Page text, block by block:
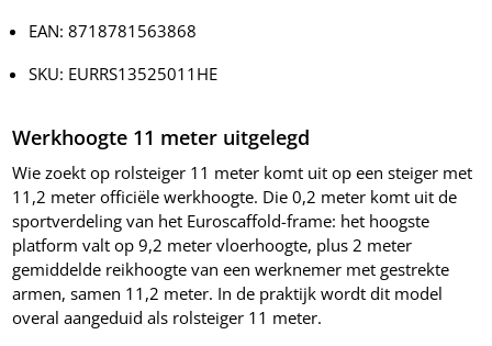
EAN: 8718781563868
SKU: EURRS13525011HE
Werkhoogte 11 meter uitgelegd
Wie zoekt op rolsteiger 11 meter komt uit op een steiger met
11,2 meter officiële werkhoogte. Die 0,2 meter komt uit de
sportverdeling van het Euroscaffold-frame: het hoogste
platform valt op 9,2 meter vloerhoogte, plus 2 meter
gemiddelde reikhoogte van een werknemer met gestrekte
armen, samen 11,2 meter. In de praktijk wordt dit model
overal aangeduid als rolsteiger 11 meter.